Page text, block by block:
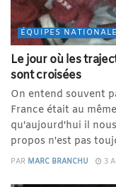
ÉQUIPES
Le jour où les
sont croisées
On entend souvent
France était au
qu'aujourd'hui il
propos n'est pas
PAR MARC BRANCHU 3